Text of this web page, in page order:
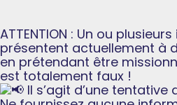
ATTENTION : Un ou
présentent actuellement à
en prétendant être
est totalement faux !
Il s’agit d’une tentative